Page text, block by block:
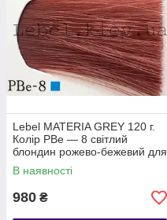
Lebel MATERIA GREY 120 г.
Колір PBe — 8 світлий
блондин рожево-бежевий для
сивого волосся
В наявності
980 ₴